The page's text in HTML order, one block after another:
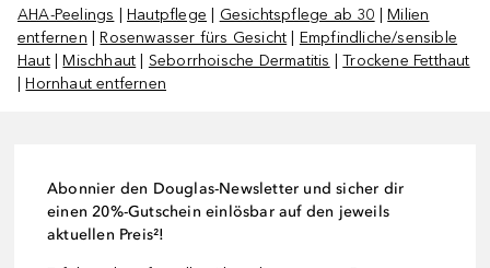
AHA-Peelings |Hautpflege Gesichtspflege ab 30 |Milien
entfernen |Rosenwasser fürs Gesicht
Empfindliche/sensible
Haut|Mischhaut Seborrhoische Dermatitis |Trockene Fetthaut
|Hornhaut entfernen
Abonnier den Douglas-Newsletter und sicher dir
einen 20%-Gutschein einlösbar auf den jeweils
aktuellen Preis²!